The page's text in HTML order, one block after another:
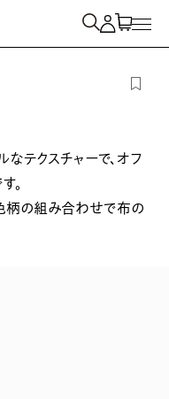
テクスチャーで、オフ
。
柄の組み合わせで布の